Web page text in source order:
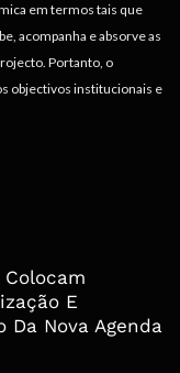
em termos tais que
acompanha e absorve as
Portanto, o
objectivos institucionais e
Colocam
E
Da Nova Agenda